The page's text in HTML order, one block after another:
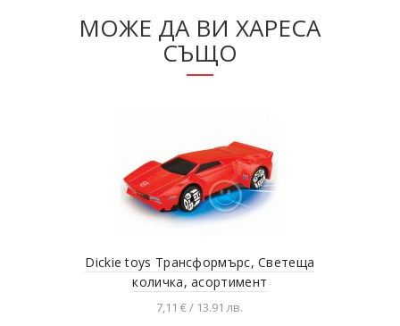
МОЖЕ ДА ВИ ХАРЕСА
СЪЩО
Dickie toys Трансформърс, Светеща
количка, асортимент
7,11 € / 13.91 лв.